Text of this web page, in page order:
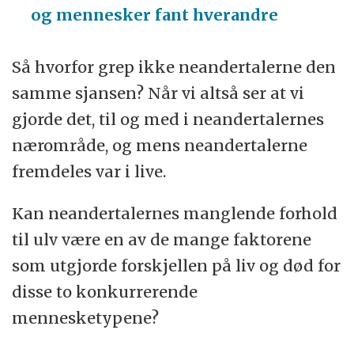
og mennesker fant hverandre
Så hvorfor grep ikke neandertalerne den
samme sjansen? Når vi altså ser at vi
gjorde det, til og med i neandertalernes
nærområde, og mens neandertalerne
fremdeles var i live.
Kan neandertalernes manglende forhold
til ulv være en av de mange faktorene
som utgjorde forskjellen på liv og død for
disse to konkurrerende
mennesketypene?